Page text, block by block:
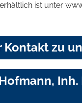
ist unter
Kontakt zu
Inh.